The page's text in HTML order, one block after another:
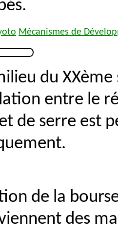
Mécanismes de
du XXème
entre le
de serre est
de la
des